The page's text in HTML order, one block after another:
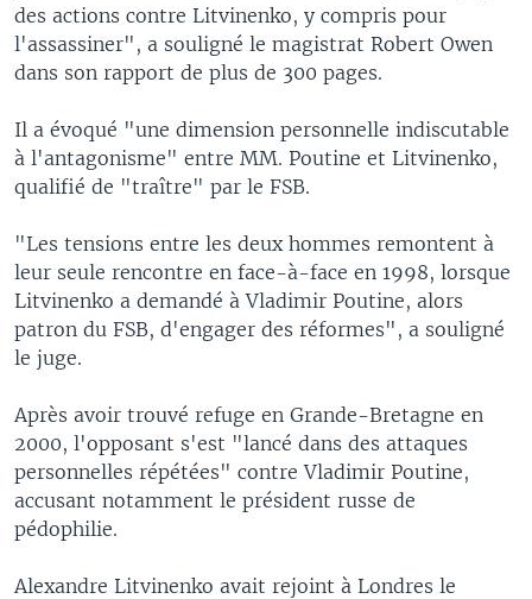
des actions contre Litvinenko, y compris pour
l'assassiner", a souligné le magistrat Robert Owen
dans son rapport de plus de 300 pages.
Il a évoqué "une dimension personnelle indiscutable
à l'antagonisme" entre MM. Poutine et Litvinenko,
qualifié de "traître" par le FSB.
"Les tensions entre les deux hommes remontent à
leur seule rencontre en face-à-face en 1998, lorsque
Litvinenko a demandé à Vladimir Poutine, alors
patron du FSB, d'engager des réformes", a souligné
le juge.
Après avoir trouvé refuge en Grande-Bretagne en
2000, l'opposant s'est "lancé dans des attaques
personnelles répétées" contre Vladimir Poutine,
accusant notamment le président russe de
pédophilie.
Alexandre Litvinenko avait rejoint à Londres le